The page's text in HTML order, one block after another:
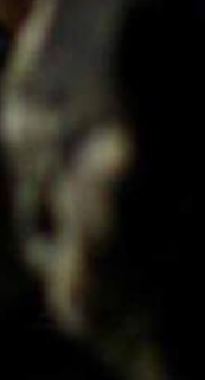
konkretnego misjonarza
kontakcie
Życia
cierpiące z powodu
edukację rodziców